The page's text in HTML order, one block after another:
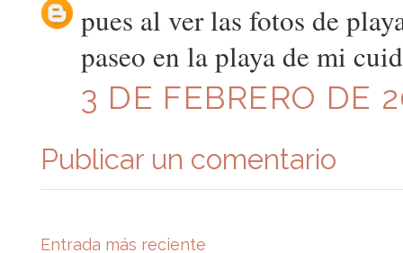
pues al ver las fotos de
paseo en la playa de mi
3 DE FEBRERO DE
Publicar un comentario
Entrada más reciente